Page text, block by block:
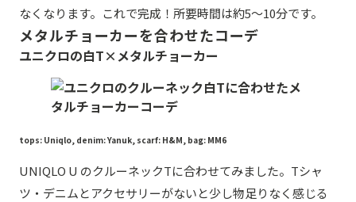
なくなります。これで完成！所要時間は約5〜10分です。
メタルチョーカーを合わせたコーデ
ユニクロの白T×メタルチョーカー
tops: Uniqlo, denim: Yanuk, scarf: H&M, bag: MM6
UNIQLO U のクルーネックTに合わせてみました。Tシャ
ツ・デニムとアクセサリーがないと少し物足りなく感じる